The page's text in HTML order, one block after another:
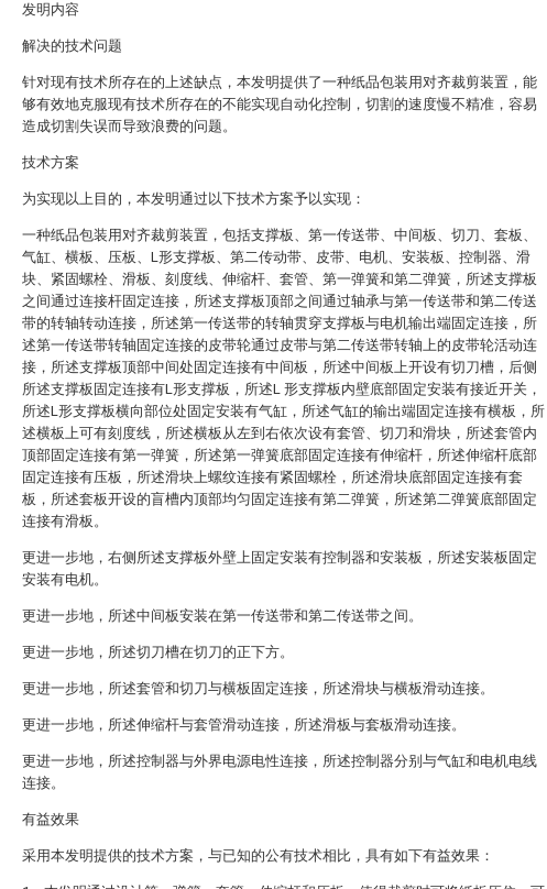
发明内容
解决的技术问题
针对现有技术所存在的上述缺点，本发明提供了一种纸品包装用对齐裁剪装置，能
够有效地克服现有技术所存在的不能实现自动化控制，切割的速度慢不精准，容易
造成切割失误而导致浪费的问题。
技术方案
为实现以上目的，本发明通过以下技术方案予以实现：
一种纸品包装用对齐裁剪装置，包括支撑板、第一传送带、中间板、切刀、套板、
气缸、横板、压板、L形支撑板、第二传动带、皮带、电机、安装板、控制器、滑
块、紧固螺栓、滑板、刻度线、伸缩杆、套管、第一弹簧和第二弹簧，所述支撑板
之间通过连接杆固定连接，所述支撑板顶部之间通过轴承与第一传送带和第二传送
带的转轴转动连接，所述第一传送带的转轴贯穿支撑板与电机输出端固定连接，所
述第一传送带转轴固定连接的皮带轮通过皮带与第二传送带转轴上的皮带轮活动连
接，所述支撑板顶部中间处固定连接有中间板，所述中间板上开设有切刀槽，后侧
所述支撑板固定连接有L形支撑板，所述L 形支撑板内壁底部固定安装有接近开关，
所述L形支撑板横向部位处固定安装有气缸，所述气缸的输出端固定连接有横板，所
述横板上可有刻度线，所述横板从左到右依次设有套管、切刀和滑块，所述套管内
顶部固定连接有第一弹簧，所述第一弹簧底部固定连接有伸缩杆，所述伸缩杆底部
固定连接有压板，所述滑块上螺纹连接有紧固螺栓，所述滑块底部固定连接有套
板，所述套板开设的盲槽内顶部均匀固定连接有第二弹簧，所述第二弹簧底部固定
连接有滑板。
更进一步地，右侧所述支撑板外壁上固定安装有控制器和安装板，所述安装板固定
安装有电机。
更进一步地，所述中间板安装在第一传送带和第二传送带之间。
更进一步地，所述切刀槽在切刀的正下方。
更进一步地，所述套管和切刀与横板固定连接，所述滑块与横板滑动连接。
更进一步地，所述伸缩杆与套管滑动连接，所述滑板与套板滑动连接。
更进一步地，所述控制器与外界电源电性连接，所述控制器分别与气缸和电机电线
连接。
有益效果
采用本发明提供的技术方案，与已知的公有技术相比，具有如下有益效果：